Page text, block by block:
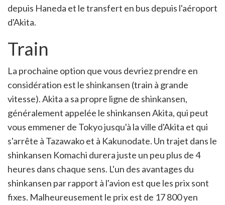
depuis Haneda et le transfert en bus depuis l'aéroport
d'Akita.
Train
La prochaine option que vous devriez prendre en
considération est le shinkansen (train à grande
vitesse). Akita a sa propre ligne de shinkansen,
généralement appelée le shinkansen Akita, qui peut
vous emmener de Tokyo jusqu'à la ville d'Akita et qui
s'arrête à Tazawako et à Kakunodate. Un trajet dans le
shinkansen Komachi durera juste un peu plus de 4
heures dans chaque sens. L'un des avantages du
shinkansen par rapport à l'avion est que les prix sont
fixes. Malheureusement le prix est de 17 800 yen